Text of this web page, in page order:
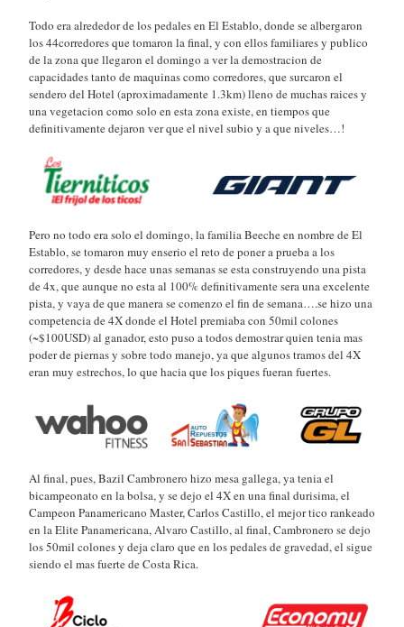
Todo era alrededor de los pedales en El Establo, donde se albergaron
los 44corredores que tomaron la final, y con ellos familiares y publico
de la zona que llegaron el domingo a ver la demostracion de
capacidades tanto de maquinas como corredores, que surcaron el
sendero del Hotel (aproximadamente 1.3km) lleno de muchas raices y
una vegetacion como solo en esta zona existe, en tiempos que
definitivamente dejaron ver que el nivel subio y a que niveles…!
Pero no todo era solo el domingo, la familia Beeche en nombre de El
Establo, se tomaron muy enserio el reto de poner a prueba a los
corredores, y desde hace unas semanas se esta construyendo una pista
de 4x, que aunque no esta al 100% definitivamente sera una excelente
pista, y vaya de que manera se comenzo el fin de semana….se hizo una
competencia de 4X donde el Hotel premiaba con 50mil colones
(~$100USD) al ganador, esto puso a todos demostrar quien tenia mas
poder de piernas y sobre todo manejo, ya que algunos tramos del 4X
eran muy estrechos, lo que hacia que los piques fueran fuertes.
Al final, pues, Bazil Cambronero hizo mesa gallega, ya tenia el
bicampeonato en la bolsa, y se dejo el 4X en una final durisima, el
Campeon Panamericano Master, Carlos Castillo, el mejor tico rankeado
en la Elite Panamericana, Alvaro Castillo, al final, Cambronero se dejo
los 50mil colones y deja claro que en los pedales de gravedad, el sigue
siendo el mas fuerte de Costa Rica.